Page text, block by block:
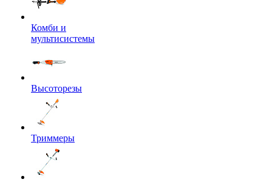
Комби и
мультисистемы
Высоторезы
Триммеры